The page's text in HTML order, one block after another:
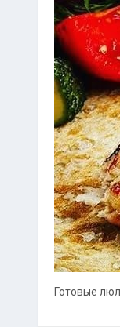
Готовые